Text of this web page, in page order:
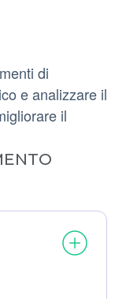
di
e analizzare il
il